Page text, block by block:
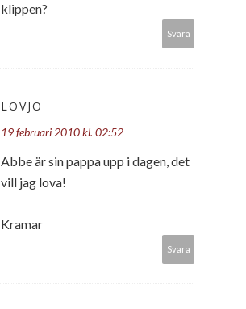
klippen?
Svara
LOVJO
19 februari 2010 kl. 02:52
Abbe är sin pappa upp i dagen, det
vill jag lova!
Kramar
Svara